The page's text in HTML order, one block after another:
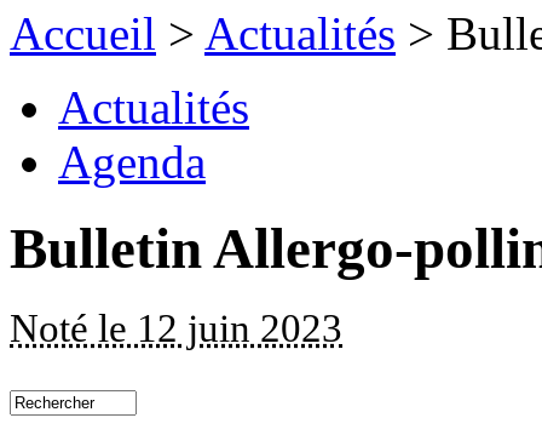
Accueil > Actualités >
Actualités
Agenda
Bulletin Allergo-
Noté le 12 juin 2023